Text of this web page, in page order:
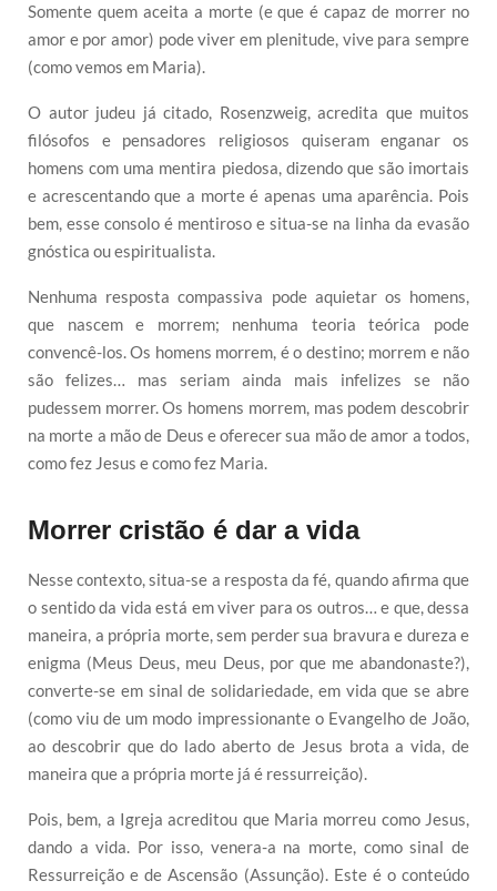
Somente quem aceita a morte (e que é capaz de morrer no
amor e por amor) pode viver em plenitude, vive para sempre
(como vemos em Maria).
O autor judeu já citado, Rosenzweig, acredita que muitos
filósofos e pensadores religiosos quiseram enganar os
homens com uma mentira piedosa, dizendo que são imortais
e acrescentando que a morte é apenas uma aparência. Pois
bem, esse consolo é mentiroso e situa-se na linha da evasão
gnóstica ou espiritualista.
Nenhuma resposta compassiva pode aquietar os homens,
que nascem e morrem; nenhuma teoria teórica pode
convencê-los. Os homens morrem, é o destino; morrem e não
são felizes… mas seriam ainda mais infelizes se não
pudessem morrer. Os homens morrem, mas podem descobrir
na morte a mão de Deus e oferecer sua mão de amor a todos,
como fez Jesus e como fez Maria.
Morrer cristão é dar a vida
Nesse contexto, situa-se a resposta da fé, quando afirma que
o sentido da vida está em viver para os outros… e que, dessa
maneira, a própria morte, sem perder sua bravura e dureza e
enigma (Meus Deus, meu Deus, por que me abandonaste?),
converte-se em sinal de solidariedade, em vida que se abre
(como viu de um modo impressionante o Evangelho de João,
ao descobrir que do lado aberto de Jesus brota a vida, de
maneira que a própria morte já é ressurreição).
Pois, bem, a Igreja acreditou que Maria morreu como Jesus,
dando a vida. Por isso, venera-a na morte, como sinal de
Ressurreição e de Ascensão (Assunção). Este é o conteúdo